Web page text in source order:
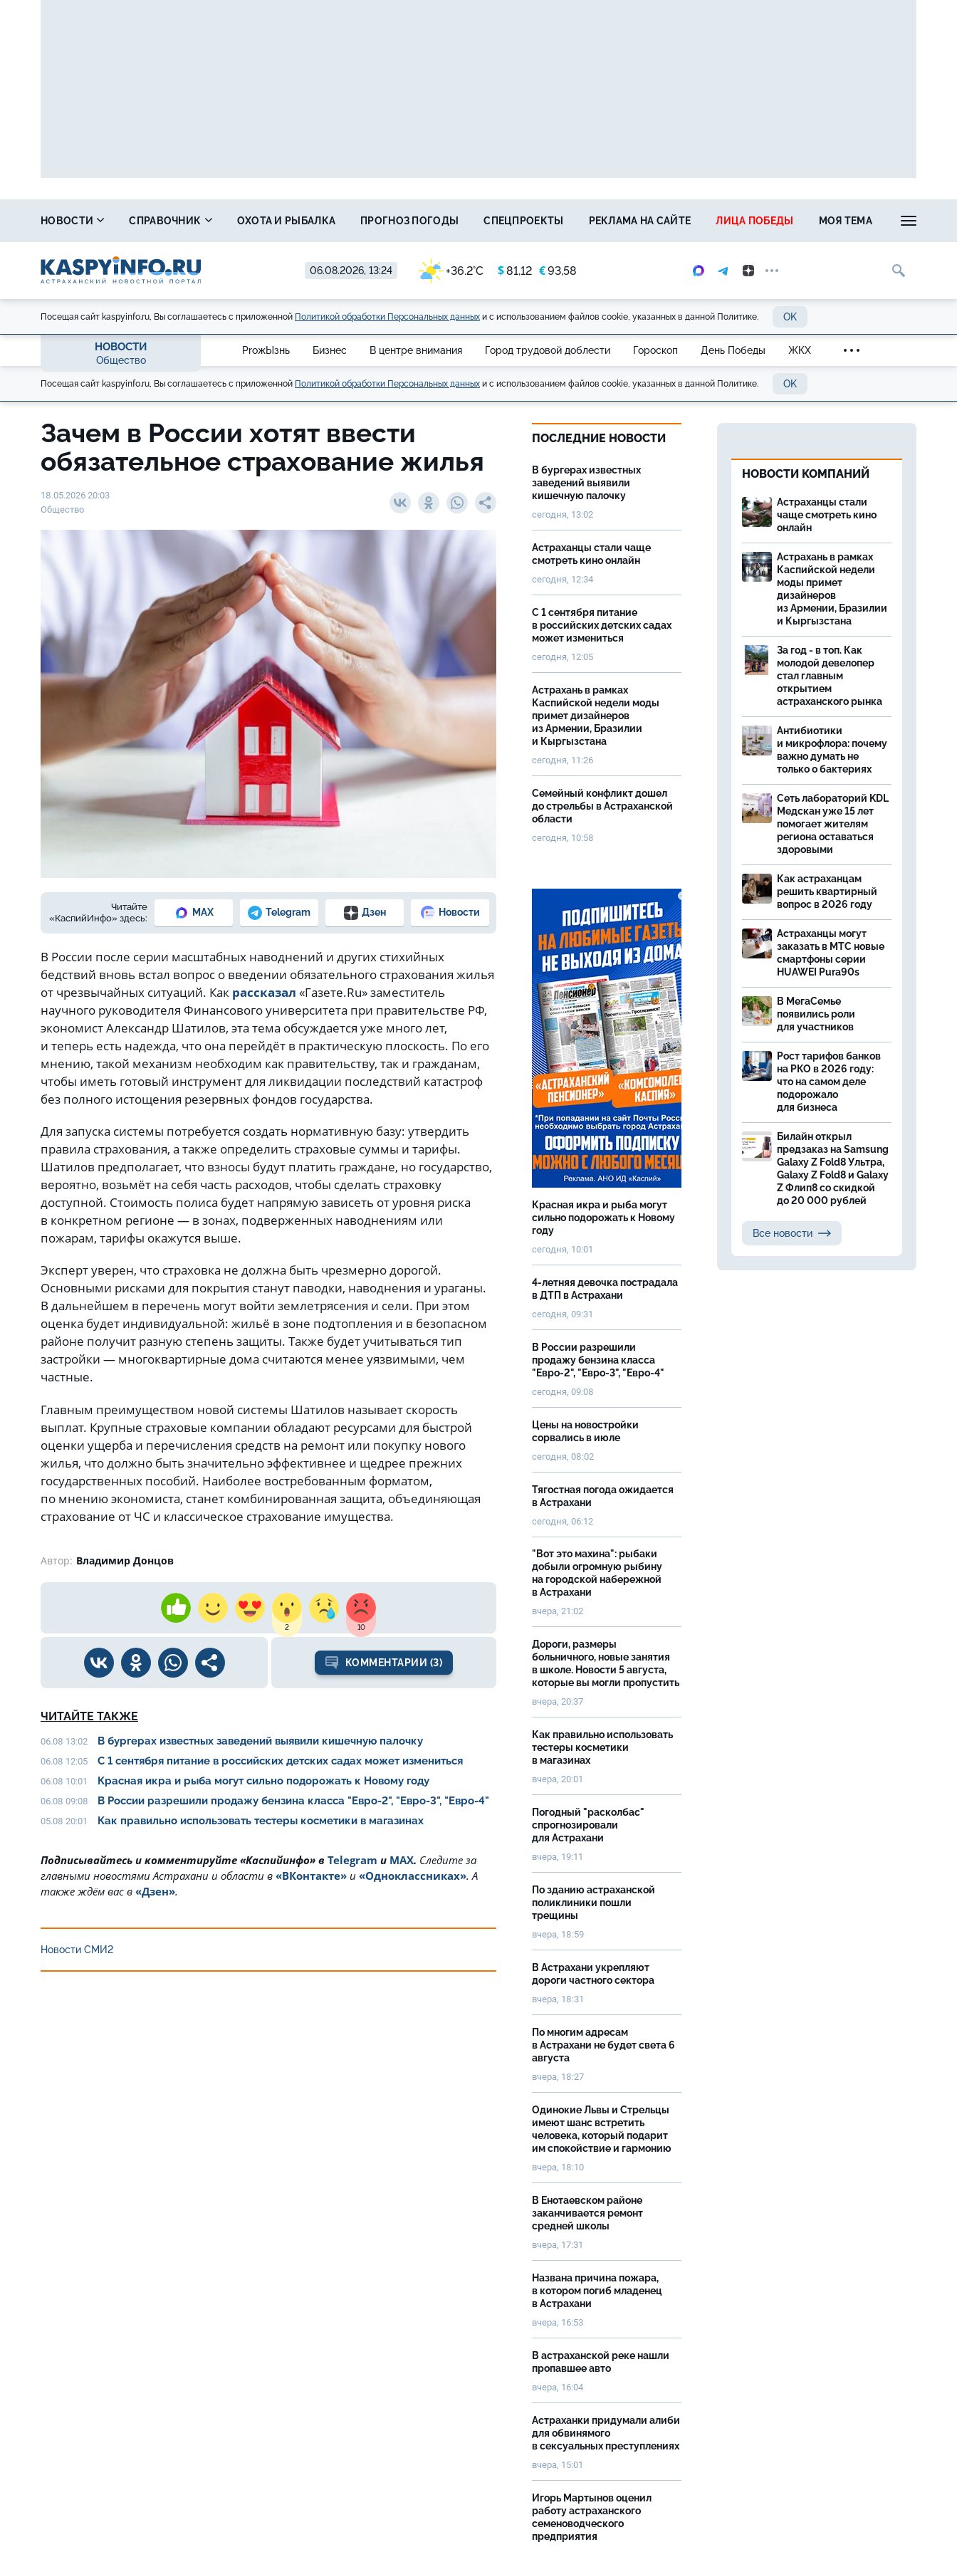
06.08.2026, 13:24 +36.2°C $81,12 €93,58
НОВОСТИ СПРАВОЧНИК ОХОТА И РЫБАЛКА ПРОГНОЗ ПОГОДЫ СПЕЦПРОЕКТЫ РЕКЛАМА НА САЙТЕ ЛИЦА ПОБЕДЫ МОЯ ТЕМА
Посещая сайт kaspyinfo.ru, Вы соглашаетесь с приложенной Политикой обработки Персональных данных и с использованием файлов cookie, указанных в данной Политике. OK
НОВОСТИ
Общество
ProжЫзнь Бизнес В центре внимания Город трудовой доблести Гороскоп День Победы ЖКХ
Посещая сайт kaspyinfo.ru, Вы соглашаетесь с приложенной Политикой обработки Персональных данных и с использованием файлов cookie, указанных в данной Политике. OK
Зачем в России хотят ввести
обязательное страхование жилья
18.05.2026 20:03
Общество
Читайте
«КаспийИнфо» здесь:
MAX Telegram Дзен Новости
В России после серии масштабных наводнений и других стихийных
бедствий вновь встал вопрос о введении обязательного страхования жилья
от чрезвычайных ситуаций. Как рассказал «Газете.Ru» заместитель
научного руководителя Финансового университета при правительстве РФ,
экономист Александр Шатилов, эта тема обсуждается уже много лет,
и теперь есть надежда, что она перейдёт в практическую плоскость. По его
мнению, такой механизм необходим как правительству, так и гражданам,
чтобы иметь готовый инструмент для ликвидации последствий катастроф
без полного истощения резервных фондов государства.
Для запуска системы потребуется создать нормативную базу: утвердить
правила страхования, а также определить страховые суммы и тарифы.
Шатилов предполагает, что взносы будут платить граждане, но государство,
вероятно, возьмёт на себя часть расходов, чтобы сделать страховку
доступной. Стоимость полиса будет напрямую зависеть от уровня риска
в конкретном регионе — в зонах, подверженных наводнениям или
пожарам, тарифы окажутся выше.
Эксперт уверен, что страховка не должна быть чрезмерно дорогой.
Основными рисками для покрытия станут паводки, наводнения и ураганы.
В дальнейшем в перечень могут войти землетрясения и сели. При этом
оценка будет индивидуальной: жильё в зоне подтопления и в безопасном
районе получит разную степень защиты. Также будет учитываться тип
застройки — многоквартирные дома считаются менее уязвимыми, чем
частные.
Главным преимуществом новой системы Шатилов называет скорость
выплат. Крупные страховые компании обладают ресурсами для быстрой
оценки ущерба и перечисления средств на ремонт или покупку нового
жилья, что должно быть значительно эффективнее и щедрее прежних
государственных пособий. Наиболее востребованным форматом,
по мнению экономиста, станет комбинированная защита, объединяющая
страхование от ЧС и классическое страхование имущества.
Автор: Владимир Донцов
2 10
КОММЕНТАРИИ (3)
ЧИТАЙТЕ ТАКЖЕ
06.08 13:02 В бургерах известных заведений выявили кишечную палочку
06.08 12:05 С 1 сентября питание в российских детских садах может измениться
06.08 10:01 Красная икра и рыба могут сильно подорожать к Новому году
06.08 09:08 В России разрешили продажу бензина класса "Евро-2", "Евро-3", "Евро-4"
05.08 20:01 Как правильно использовать тестеры косметики в магазинах
Подписывайтесь и комментируйте «Каспийинфо» в Telegram и MAX. Cледите за
главными новостями Астрахани и области в «ВКонтакте» и «Одноклассниках». А
также ждём вас в «Дзен».
Новости СМИ2
ПОСЛЕДНИЕ НОВОСТИ
В бургерах известных
заведений выявили
кишечную палочку
сегодня, 13:02
Астраханцы стали чаще
смотреть кино онлайн
сегодня, 12:34
С 1 сентября питание
в российских детских садах
может измениться
сегодня, 12:05
Астрахань в рамках
Каспийской недели моды
примет дизайнеров
из Армении, Бразилии
и Кыргызстана
сегодня, 11:26
Семейный конфликт дошел
до стрельбы в Астраханской
области
сегодня, 10:58
Красная икра и рыба могут
сильно подорожать к Новому
году
сегодня, 10:01
4-летняя девочка пострадала
в ДТП в Астрахани
сегодня, 09:31
В России разрешили
продажу бензина класса
"Евро-2", "Евро-3", "Евро-4"
сегодня, 09:08
Цены на новостройки
сорвались в июле
сегодня, 08:02
Тягостная погода ожидается
в Астрахани
сегодня, 06:12
"Вот это махина": рыбаки
добыли огромную рыбину
на городской набережной
в Астрахани
вчера, 21:02
Дороги, размеры
больничного, новые занятия
в школе. Новости 5 августа,
которые вы могли пропустить
вчера, 20:37
Как правильно использовать
тестеры косметики
в магазинах
вчера, 20:01
Погодный "расколбас"
спрогнозировали
для Астрахани
вчера, 19:11
По зданию астраханской
поликлиники пошли
трещины
вчера, 18:59
В Астрахани укрепляют
дороги частного сектора
вчера, 18:31
По многим адресам
в Астрахани не будет света 6
августа
вчера, 18:27
Одинокие Львы и Стрельцы
имеют шанс встретить
человека, который подарит
им спокойствие и гармонию
вчера, 18:10
В Енотаевском районе
заканчивается ремонт
средней школы
вчера, 17:31
Названа причина пожара,
в котором погиб младенец
в Астрахани
вчера, 16:53
В астраханской реке нашли
пропавшее авто
вчера, 16:04
Астраханки придумали алиби
для обвинямого
в сексуальных преступлениях
вчера, 15:01
Игорь Мартынов оценил
работу астраханского
семеноводческого
предприятия
НОВОСТИ КОМПАНИЙ
Астраханцы стали
чаще смотреть кино
онлайн
Астрахань в рамках
Каспийской недели
моды примет
дизайнеров
из Армении, Бразилии
и Кыргызстана
За год - в топ. Как
молодой девелопер
стал главным
открытием
астраханского рынка
Антибиотики
и микрофлора: почему
важно думать не
только о бактериях
Сеть лабораторий KDL
Медскан уже 15 лет
помогает жителям
региона оставаться
здоровыми
Как астраханцам
решить квартирный
вопрос в 2026 году
Астраханцы могут
заказать в МТС новые
смартфоны серии
HUAWEI Pura90s
В МегаСемье
появились роли
для участников
Рост тарифов банков
на РКО в 2026 году:
что на самом деле
подорожало
для бизнеса
Билайн открыл
предзаказ на Samsung
Galaxy Z Fold8 Ультра,
Galaxy Z Fold8 и Galaxy
Z Флип8 со скидкой
до 20 000 рублей
Все новости